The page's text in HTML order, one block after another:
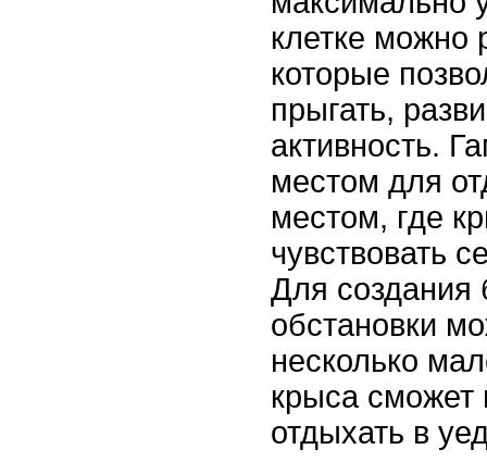
клетке можно
которые
прыгать,
активность.
местом для
местом, где
чувствовать
Для создания
обстановки
несколько
крыса сможет
отдыхать в